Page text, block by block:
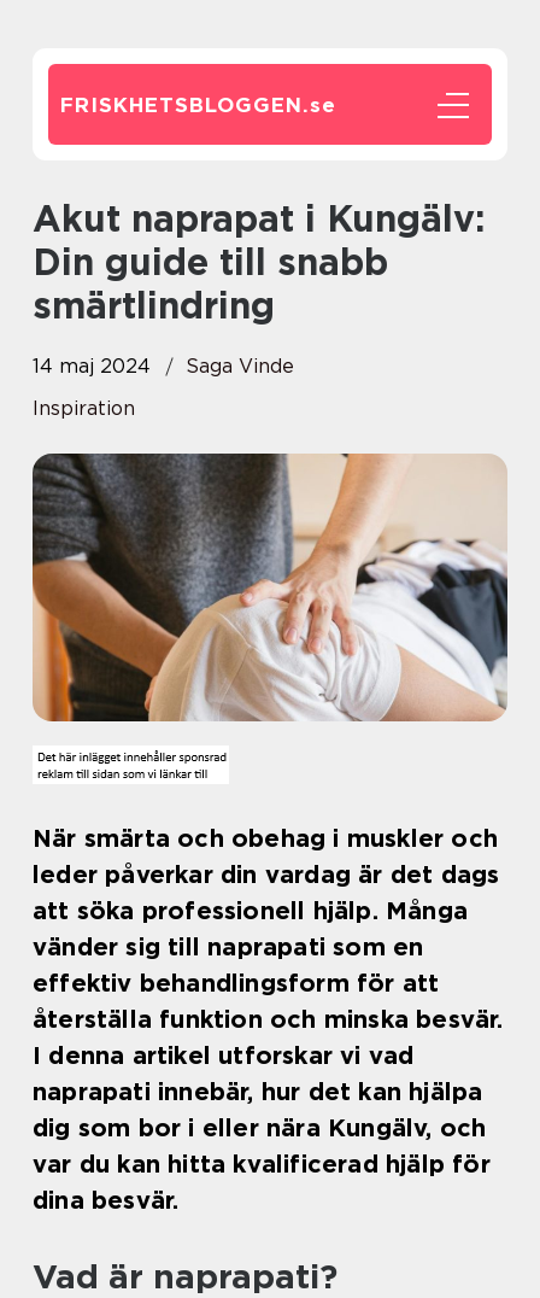
FRISKHETSBLOGGEN.se
Akut naprapat i Kungälv:
Din guide till snabb
smärtlindring
14 maj 2024
Saga Vinde
Inspiration
När smärta och obehag i muskler och
leder påverkar din vardag är det dags
att söka professionell hjälp. Många
vänder sig till naprapati som en
effektiv behandlingsform för att
återställa funktion och minska besvär.
I denna artikel utforskar vi vad
naprapati innebär, hur det kan hjälpa
dig som bor i eller nära Kungälv, och
var du kan hitta kvalificerad hjälp för
dina besvär.
Vad är naprapati?